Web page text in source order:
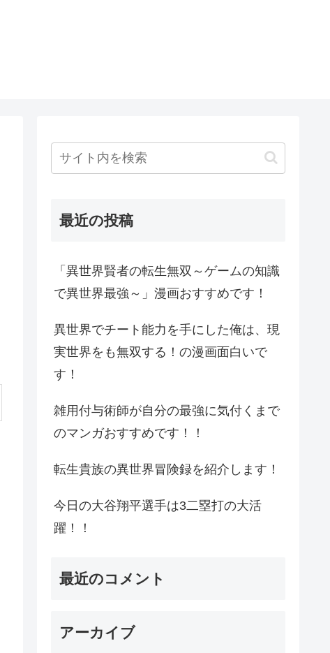
最近の投稿
「異世界賢者の転生無双～ゲームの知識
で異世界最強～」漫画おすすめです！
異世界でチート能力を手にした俺は、現
実世界をも無双する！の漫画面白いで
す！
雑用付与術師が自分の最強に気付くまで
のマンガおすすめです！！
転生貴族の異世界冒険録を紹介します！
今日の大谷翔平選手は3二塁打の大活
躍！！
最近のコメント
アーカイブ